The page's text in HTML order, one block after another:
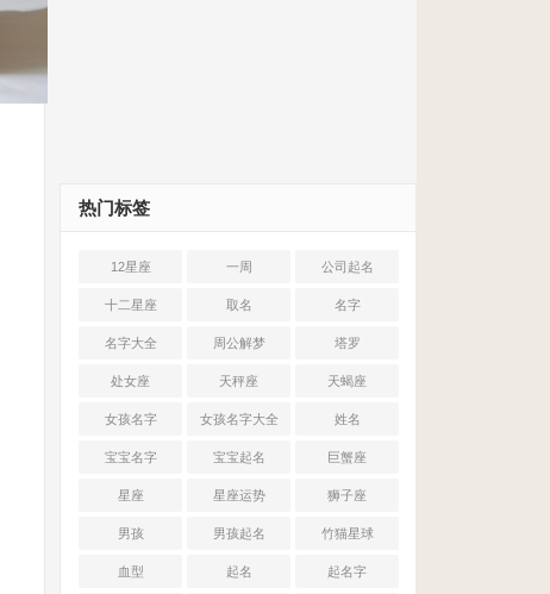
热门标签
12星座 一周 公司起名
十二星座 取名 名字
名字大全 周公解梦 塔罗
处女座 天秤座 天蝎座
女孩名字 女孩名字大全 姓名
宝宝名字 宝宝起名 巨蟹座
星座 星座运势 狮子座
男孩 男孩起名 竹猫星球
血型 起名 起名字